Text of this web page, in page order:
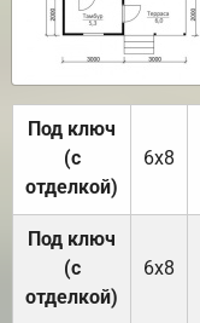
Под ключ
(с
отделкой)
6х8
Под ключ
(с
отделкой)
6х8